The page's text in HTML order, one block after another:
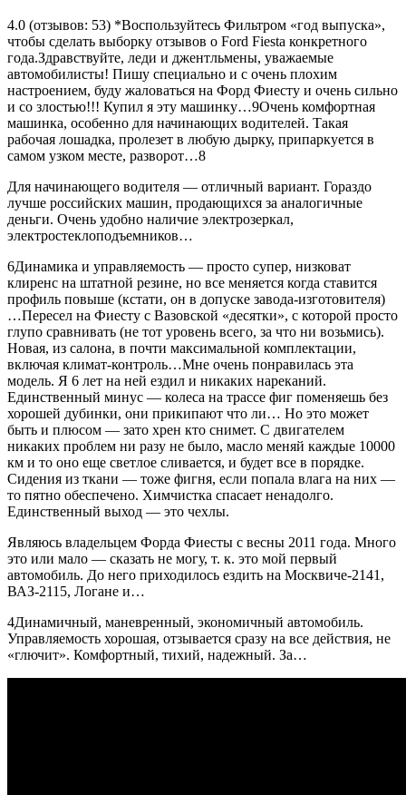
4.0 (отзывов: 53) *Воспользуйтесь Фильтром «год выпуска»,
чтобы сделать выборку отзывов о Ford Fiesta конкретного
года.Здравствуйте, леди и джентльмены, уважаемые
автомобилисты! Пишу специально и с очень плохим
настроением, буду жаловаться на Форд Фиесту и очень сильно
и со злостью!!! Купил я эту машинку…9Очень комфортная
машинка, особенно для начинающих водителей. Такая
рабочая лошадка, пролезет в любую дырку, припаркуется в
самом узком месте, разворот…8
Для начинающего водителя — отличный вариант. Гораздо
лучше российских машин, продающихся за аналогичные
деньги. Очень удобно наличие электрозеркал,
электростеклоподъемников…
6Динамика и управляемость — просто супер, низковат
клиренс на штатной резине, но все меняется когда ставится
профиль повыше (кстати, он в допуске завода-изготовителя)
…Пересел на Фиесту с Вазовской «десятки», с которой просто
глупо сравнивать (не тот уровень всего, за что ни возьмись).
Новая, из салона, в почти максимальной комплектации,
включая климат-контроль…Мне очень понравилась эта
модель. Я 6 лет на ней ездил и никаких нареканий.
Единственный минус — колеса на трассе фиг поменяешь без
хорошей дубинки, они прикипают что ли… Но это может
быть и плюсом — зато хрен кто снимет. С двигателем
никаких проблем ни разу не было, масло меняй каждые 10000
км и то оно еще светлое сливается, и будет все в порядке.
Сидения из ткани — тоже фигня, если попала влага на них —
то пятно обеспечено. Химчистка спасает ненадолго.
Единственный выход — это чехлы.
Являюсь владельцем Форда Фиесты с весны 2011 года. Много
это или мало — сказать не могу, т. к. это мой первый
автомобиль. До него приходилось ездить на Москвиче-2141,
ВАЗ-2115, Логане и…
4Динамичный, маневренный, экономичный автомобиль.
Управляемость хорошая, отзывается сразу на все действия, не
«глючит». Комфортный, тихий, надежный. За…